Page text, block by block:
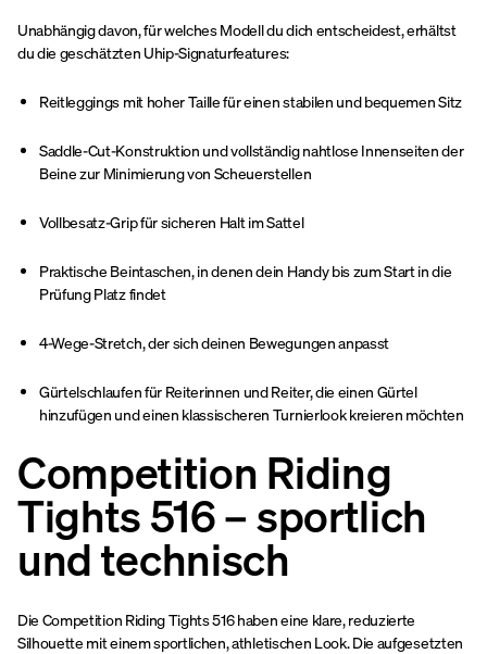
Unabhängig davon, für welches Modell du dich entscheidest, erhältst
du die geschätzten Uhip-Signaturfeatures:
Reitleggings mit hoher Taille für einen stabilen und bequemen Sitz
Saddle-Cut-Konstruktion und vollständig nahtlose Innenseiten der
Beine zur Minimierung von Scheuerstellen
Vollbesatz-Grip für sicheren Halt im Sattel
Praktische Beintaschen, in denen dein Handy bis zum Start in die
Prüfung Platz findet
4-Wege-Stretch, der sich deinen Bewegungen anpasst
Gürtelschlaufen für Reiterinnen und Reiter, die einen Gürtel
hinzufügen und einen klassischeren Turnierlook kreieren möchten
Competition Riding
Tights 516 – sportlich
und technisch
Die Competition Riding Tights 516 haben eine klare, reduzierte
Silhouette mit einem sportlichen, athletischen Look. Die aufgesetzten